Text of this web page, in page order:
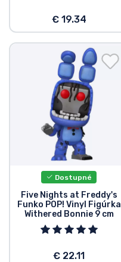
€ 19.34
Dostupné
Five Nights at Freddy's
Funko POP! Vinyl Figúrka
Withered Bonnie 9 cm
€ 22.11